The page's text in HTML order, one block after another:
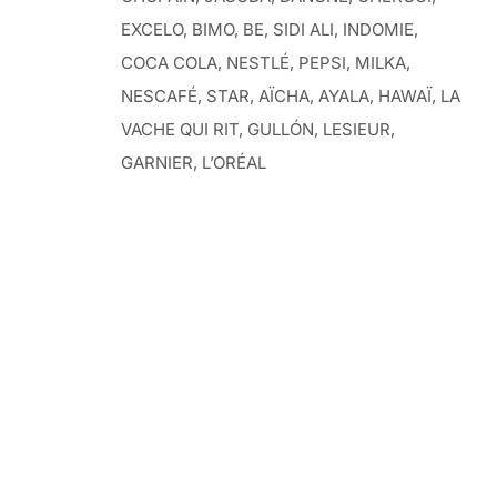
EXCELO, BIMO, BE, SIDI ALI, INDOMIE,
COCA COLA, NESTLÉ, PEPSI, MILKA,
NESCAFÉ, STAR, AÏCHA, AYALA, HAWAÏ, LA
VACHE QUI RIT, GULLÓN, LESIEUR,
GARNIER, L’ORÉAL